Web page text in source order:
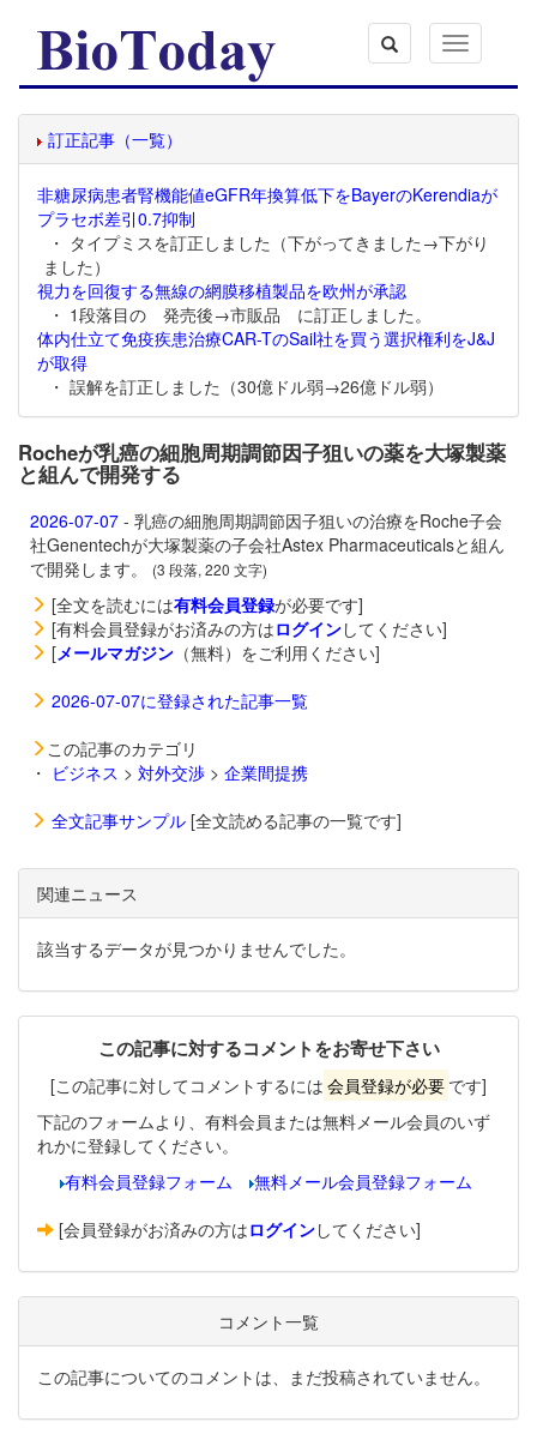
Toggle
navigation
訂正記事（一覧）
非糖尿病患者腎機能値eGFR年換算低下をBayerのKerendiaが
プラセボ差引0.7抑制
・ タイプミスを訂正しました（下がってきました→下がり
ました）
視力を回復する無線の網膜移植製品を欧州が承認
・ 1段落目の 発売後→市販品 に訂正しました。
体内仕立て免疫疾患治療CAR-TのSail社を買う選択権利をJ&J
が取得
・ 誤解を訂正しました（30億ドル弱→26億ドル弱）
Rocheが乳癌の細胞周期調節因子狙いの薬を大塚製薬
と組んで開発する
2026-07-07 - 乳癌の細胞周期調節因子狙いの治療をRoche子会
社Genentechが大塚製薬の子会社Astex Pharmaceuticalsと組ん
で開発します。
(3 段落, 220 文字)
[全文を読むには有料会員登録が必要です]
[有料会員登録がお済みの方はログインしてください]
[メールマガジン （無料）をご利用ください]
2026-07-07に登録された記事一覧
この記事のカテゴリ
・ ビジネス > 対外交渉 > 企業間提携
全文記事サンプル [全文読める記事の一覧です]
関連ニュース
該当するデータが見つかりませんでした。
この記事に対するコメントをお寄せ下さい
[この記事に対してコメントするには 会員登録が必要 です]
下記のフォームより、有料会員または無料メール会員のいず
れかに登録してください。
有料会員登録フォーム
無料メール会員登録フォーム
[会員登録がお済みの方はログインしてください]
コメント一覧
この記事についてのコメントは、まだ投稿されていません。